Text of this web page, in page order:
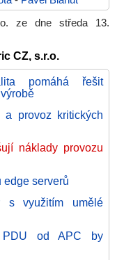
ze dne středa 13.
CZ, s.r.o.
pomáhá řešit
provoz kritických
náklady provozu
edge serverů
s využitím umělé
PDU od APC by